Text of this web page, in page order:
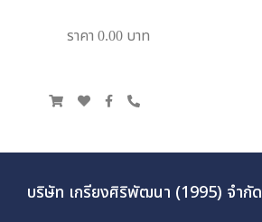
ราคา 0.00 บาท
บริษัท เกรียงศิริพัฒนา (1995) จำกัด